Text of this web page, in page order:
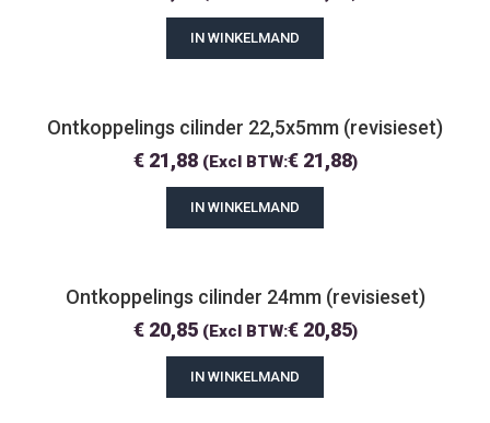
IN WINKELMAND
Ontkoppelings cilinder 22,5x5mm (revisieset)
€21,88 (Excl BTW:€21,88)
IN WINKELMAND
Ontkoppelings cilinder 24mm (revisieset)
€20,85 (Excl BTW:€20,85)
IN WINKELMAND